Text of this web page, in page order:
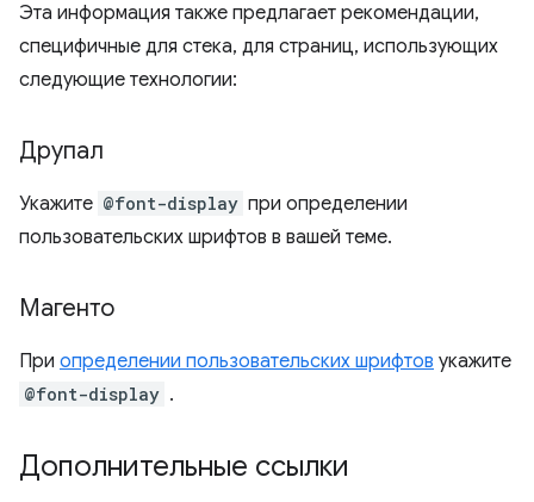
Эта информация также предлагает рекомендации,
специфичные для стека, для страниц, использующих
следующие технологии:
Друпал
Укажите @font-display при определении
пользовательских шрифтов в вашей теме.
Магенто
При определении пользовательских шрифтов укажите
@font-display .
Дополнительные ссылки